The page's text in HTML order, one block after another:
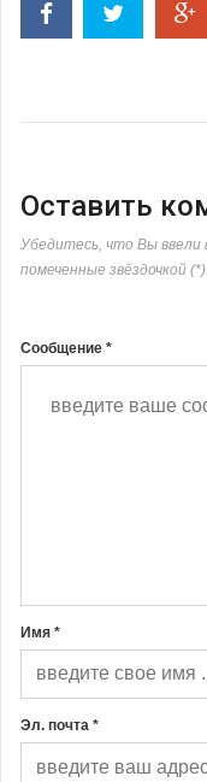
Оставить
Убедитесь, что Вы ввели
помеченные звёздочкой
Сообщение *
Имя *
Эл. почта *